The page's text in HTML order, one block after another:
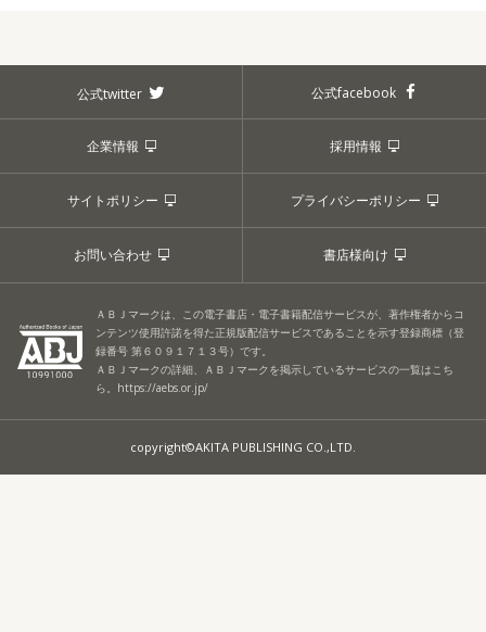
公式twitter 公式facebook
企業情報 採用情報
サイトポリシー プライバシーポリシー
お問い合わせ 書店様向け
ＡＢＪマークは、この電子書店・電子書籍配信サービスが、著作権者からコ
ンテンツ使用許諾を得た正規版配信サービスであることを示す登録商標（登
録番号 第６０９１７１３号）です。
ＡＢＪマークの詳細、ＡＢＪマークを掲示しているサービスの一覧はこち
ら。 https://aebs.or.jp/
copyright©AKITA PUBLISHING CO.,LTD.